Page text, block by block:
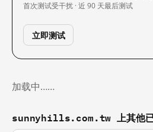
首次测试受干扰 · 近 90 天最后测试
立即测试
加载中……
sunnyhills.com.tw 上其他已